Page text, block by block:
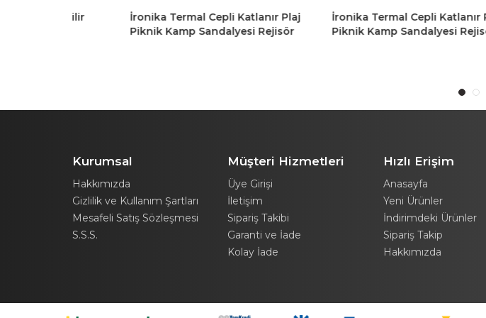
İronika Termal Cepli Katlanır Plaj
Piknik Kamp Sandalyesi Rejisör
İronika Termal Cepli Katlanır Plaj
Piknik Kamp Sandalyesi Rejisör
Kurumsal
Hakkımızda
Gizlilik ve Kullanım Şartları
Mesafeli Satış Sözleşmesi
S.S.S.
Müşteri Hizmetleri
Üye Girişi
İletişim
Sipariş Takibi
Garanti ve İade
Kolay İade
Hızlı Erişim
Anasayfa
Yeni Ürünler
İndirimdeki Ürünler
Sipariş Takip
Hakkımızda